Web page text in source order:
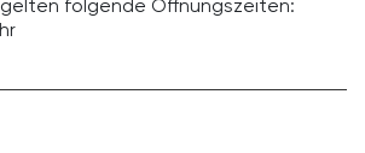
gelten folgende Öffnungszeiten: